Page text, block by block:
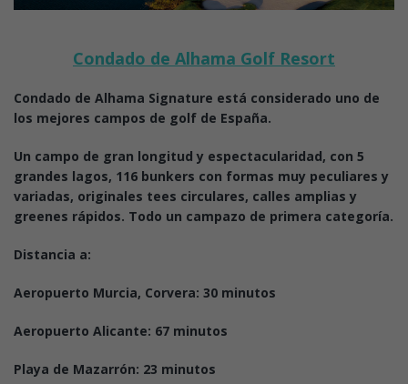
Condado de Alhama Golf Resort
Condado de Alhama Signature está considerado uno de
los mejores campos de golf de España.
Un campo de gran longitud y espectacularidad, con 5
grandes lagos, 116 bunkers con formas muy peculiares y
variadas, originales tees circulares, calles amplias y
greenes rápidos. Todo un campazo de primera categoría.
Distancia a:
Aeropuerto Murcia, Corvera: 30 minutos
Aeropuerto Alicante: 67 minutos
Playa de Mazarrón: 23 minutos